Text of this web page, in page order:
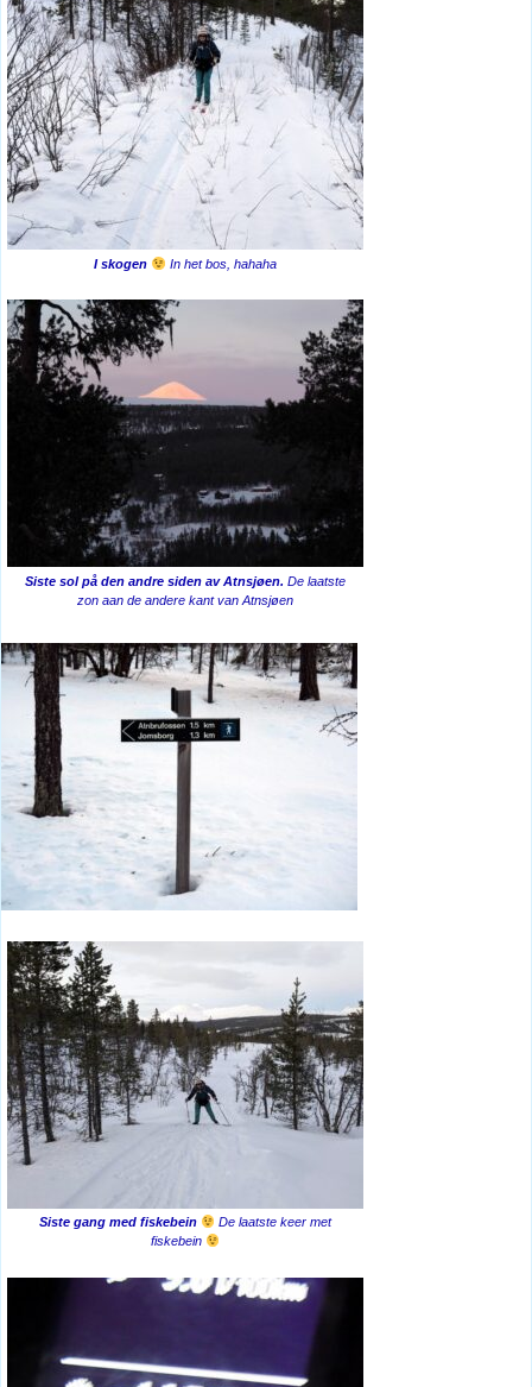
I skogen In het bos, hahaha
Siste sol på den andre siden av Atnsjøen. De laatste
zon aan de andere kant van Atnsjøen
Siste gang med fiskebein
De laatste keer met
fiskebein